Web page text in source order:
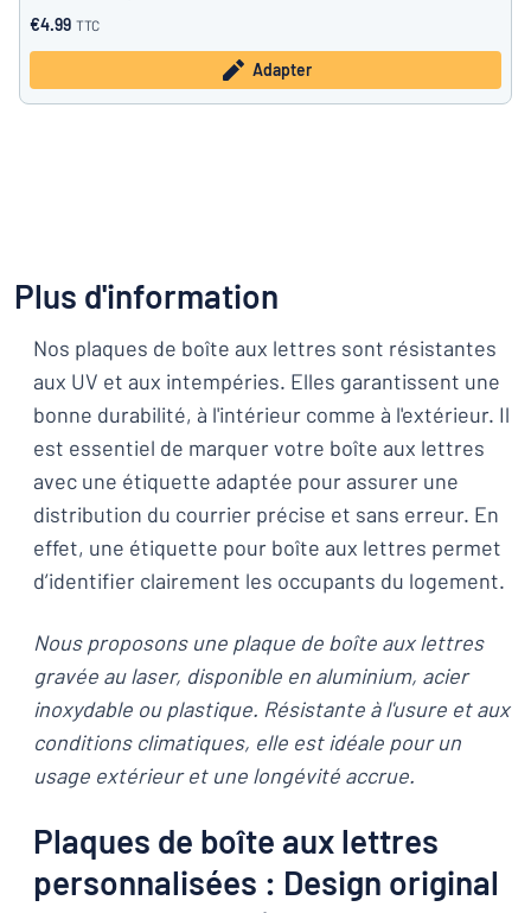
€4.99 TTC
Adapter
Plus d'information
Nos plaques de boîte aux lettres sont résistantes
aux UV et aux intempéries. Elles garantissent une
bonne durabilité, à l'intérieur comme à l'extérieur. Il
est essentiel de marquer votre boîte aux lettres
avec une étiquette adaptée pour assurer une
distribution du courrier précise et sans erreur. En
effet, une étiquette pour boîte aux lettres permet
d’identifier clairement les occupants du logement.
Nous proposons une plaque de boîte aux lettres
gravée au laser, disponible en aluminium, acier
inoxydable ou plastique. Résistante à l'usure et aux
conditions climatiques, elle est idéale pour un
usage extérieur et une longévité accrue.
Plaques de boîte aux lettres
personnalisées : Design original